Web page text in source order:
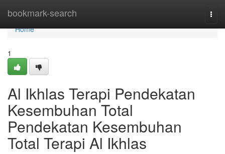
bookmark-search
Home
Home
1
Al Ikhlas Terapi Pendekatan
Kesembuhan Total
Pendekatan Kesembuhan
Total Terapi Al Ikhlas